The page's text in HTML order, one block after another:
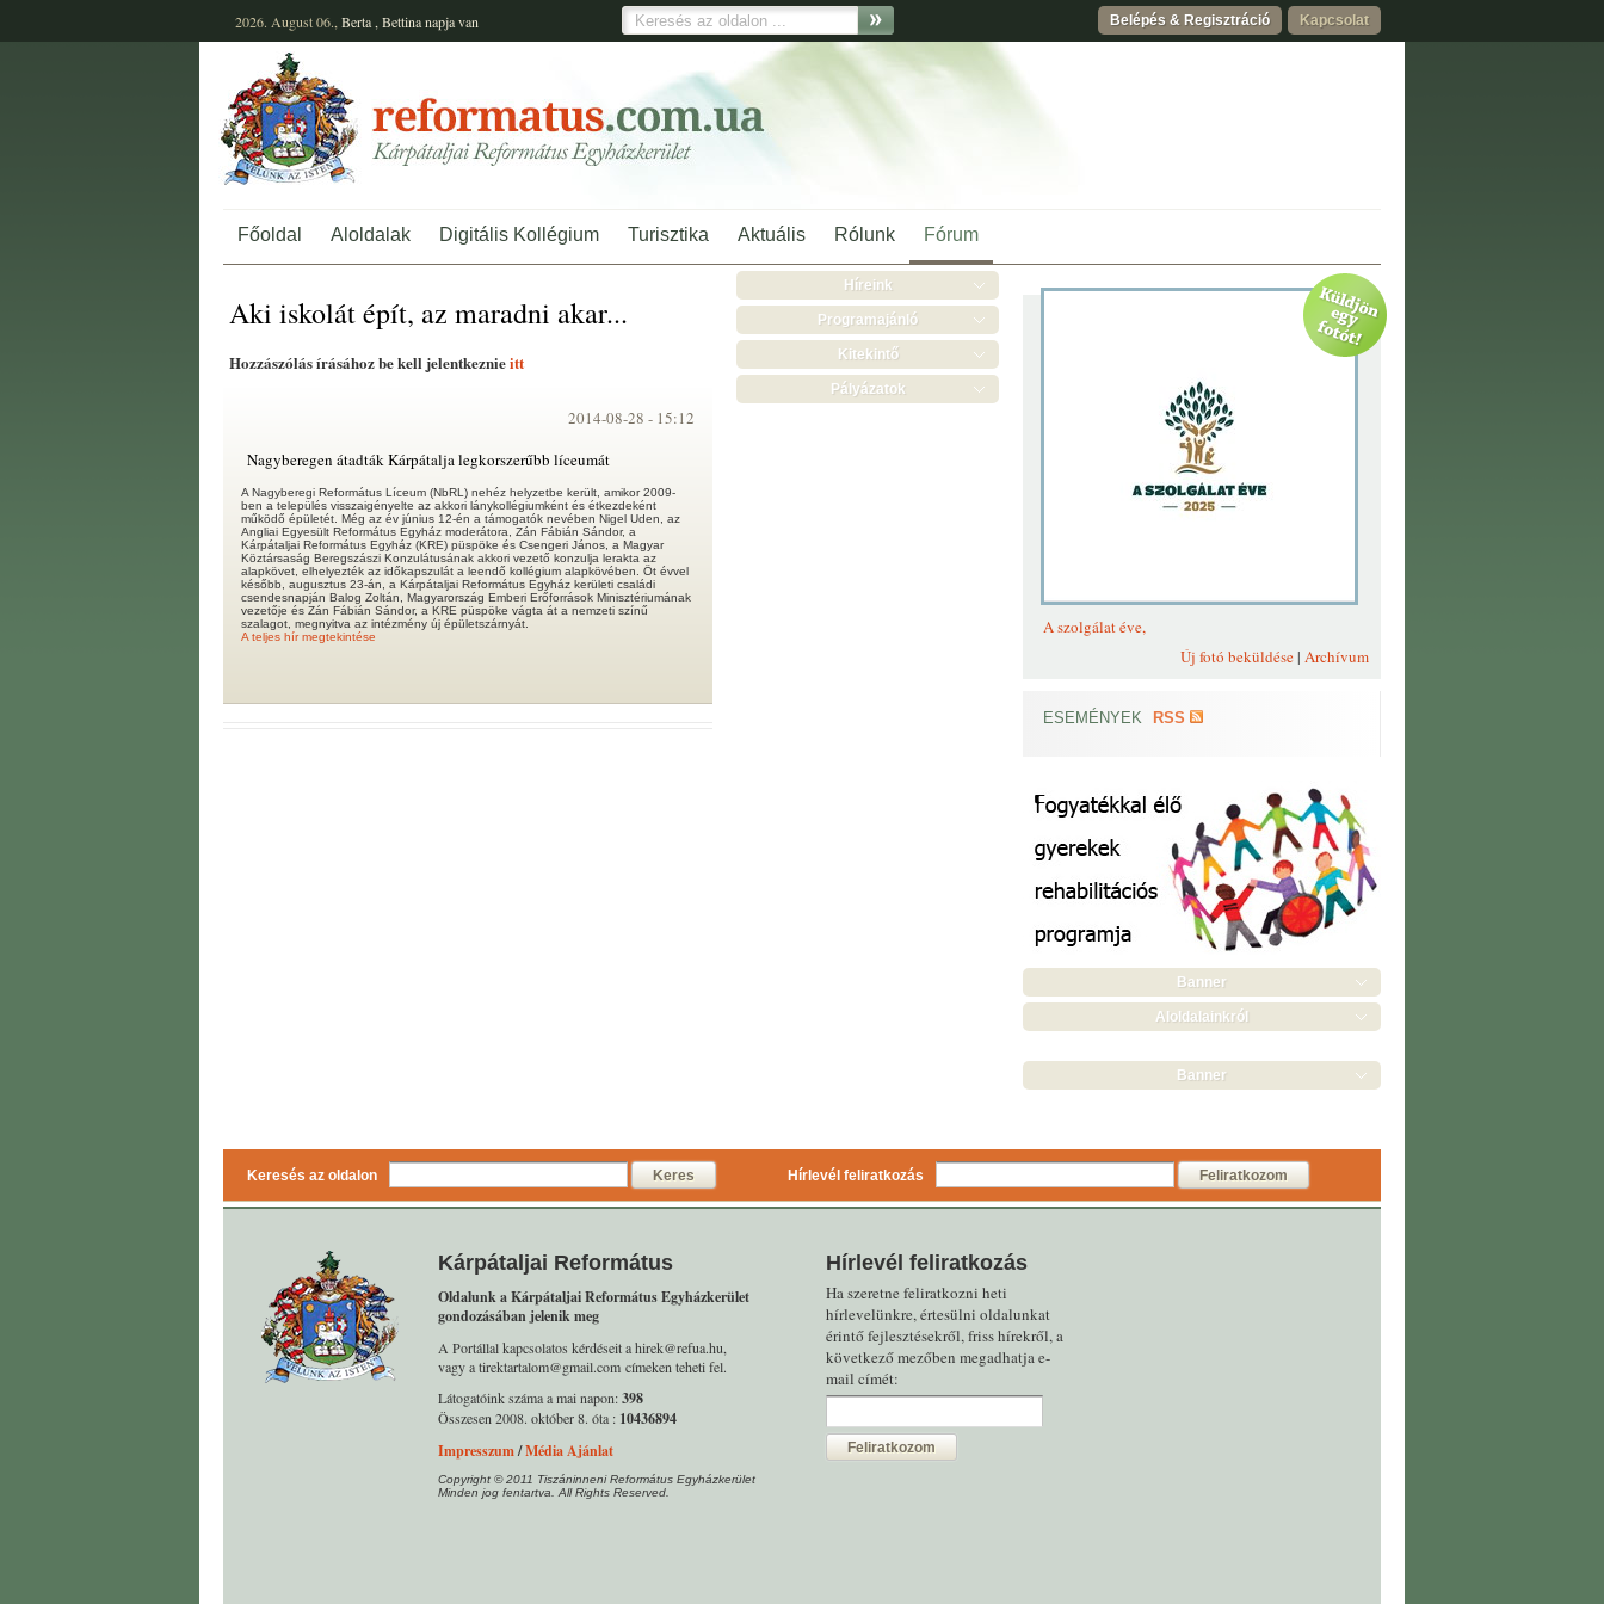
Belépés & Regisztráció Kapcsolat
2026. August 06., Berta , Bettinanapja van
Főoldal Aloldalak Digitális Kollégium Turisztika Aktuális Rólunk Fórum
Aki iskolát épít, az maradni akar...
Hozzászólás írásához be kell jelentkeznieitt
2014-08-28 - 15:12
Nagyberegen átadták Kárpátalja legkorszerűbb líceumát
A Nagyberegi Református Líceum (NbRL) nehéz helyzetbe került, amikor 2009-
ben a település visszaigényelte az akkori lánykollégiumként és étkezdeként
működő épületét. Még az év június 12-én a támogatók nevében Nigel Uden, az
Angliai Egyesült Református Egyház moderátora, Zán Fábián Sándor, a
Kárpátaljai Református Egyház (KRE) püspöke és Csengeri János, a Magyar
Köztársaság Beregszászi Konzulátusának akkori vezető konzulja lerakta az
alapkövet, elhelyezték az időkapszulát a leendő kollégium alapkövében. Öt évvel
később, augusztus 23-án, a Kárpátaljai Református Egyház kerületi családi
csendesnapján Balog Zoltán, Magyarország Emberi Erőforrások Minisztériumának
vezetője és Zán Fábián Sándor, a KRE püspöke vágta át a nemzeti színű
szalagot, megnyitva az intézmény új épületszárnyát.
A teljes hír megtekintése
Híreink
Programajánló
Kitekintő
Pályázatok
A szolgálat éve,
Új fotó beküldése| Archívum
ESEMÉNYEK RSS
Banner
Aloldalainkról
Banner
Keresés az oldalon Keres Hírlevél feliratkozás Feliratkozom
Kárpátaljai Református
Oldalunk a Kárpátaljai Református Egyházkerület
gondozásában jelenik meg
A Portállal kapcsolatos kérdéseit a hirek@refua.hu,
vagy a tirektartalom@gmail.com címeken teheti fel.
Látogatóink száma a mai napon:398
Összesen 2008. október 8. óta : 10436894
Impresszum/Média Ajánlat
Copyright © 2011 Tiszáninneni Református Egyházkerület
Minden jog fentartva. All Rights Reserved.
Hírlevél feliratkozás
Ha szeretne feliratkozni heti
hírlevelünkre, értesülni oldalunkat
érintő fejlesztésekről, friss hírekről, a
következő mezőben megadhatja e-
mail címét:
Feliratkozom